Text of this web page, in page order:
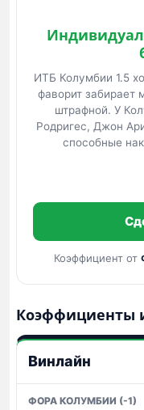
ИТБ Колумбии 1.5
фаворит забирает
штрафной. У
Родригес, Джон
способные
Коэффициент от
Коэффициенты
Сравнение
коэффициентов
букмекеров
на
Винлайн